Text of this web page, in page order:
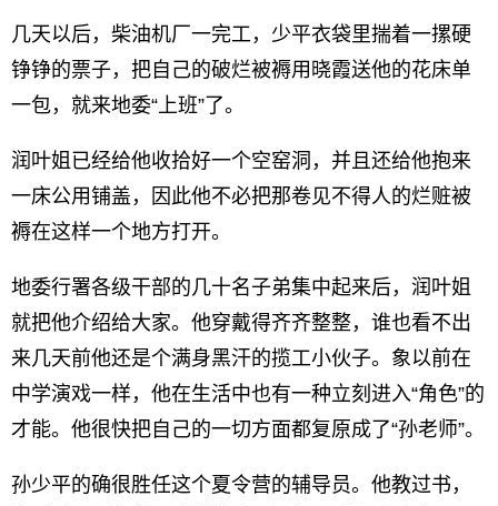
几天以后，柴油机厂一完工，少平衣袋里揣着一摞硬
铮铮的票子，把自己的破烂被褥用晓霞送他的花床单
一包，就来地委“上班”了。
润叶姐已经给他收拾好一个空窑洞，并且还给他抱来
一床公用铺盖，因此他不必把那卷见不得人的烂赃被
褥在这样一个地方打开。
地委行署各级干部的几十名子弟集中起来后，润叶姐
就把他介绍给大家。他穿戴得齐齐整整，谁也看不出
来几天前他还是个满身黑汗的揽工小伙子。象以前在
中学演戏一样，他在生活中也有一种立刻进入“角色”的
才能。他很快把自己的一切方面都复原成了“孙老师”。
孙少平的确很胜任这个夏令营的辅导员。他教过书，